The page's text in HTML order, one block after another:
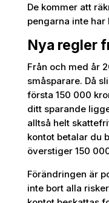
De kommer att
pengarna inte har
Nya regler
Från och med år
småsparare. Då
första 150 000
ditt sparande
alltså helt
kontot betalar du
överstiger 150
Förändringen är
inte bort alla